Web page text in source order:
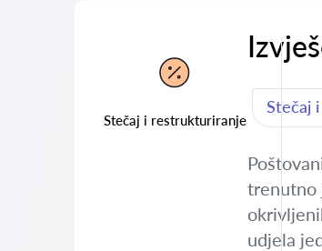
Stečaj i restrukturiranje
Stečaj
trenutno
udjela